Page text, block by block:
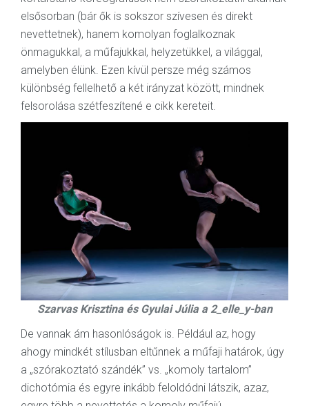
elsősorban (bár ők is sokszor szívesen és direkt
nevettetnek), hanem komolyan foglalkoznak
önmagukkal, a műfajukkal, helyzetükkel, a világgal,
amelyben élünk. Ezen kívül persze még számos
különbség fellelhető a két irányzat között, mindnek
felsorolása szétfeszítené e cikk kereteit.
Szarvas Krisztina és Gyulai Júlia a 2_elle_y-ban
De vannak ám hasonlóságok is. Például az, hogy
ahogy mindkét stílusban eltűnnek a műfaji határok, úgy
a „szórakoztató szándék” vs. „komoly tartalom”
dichotómia és egyre inkább feloldódni látszik, azaz,